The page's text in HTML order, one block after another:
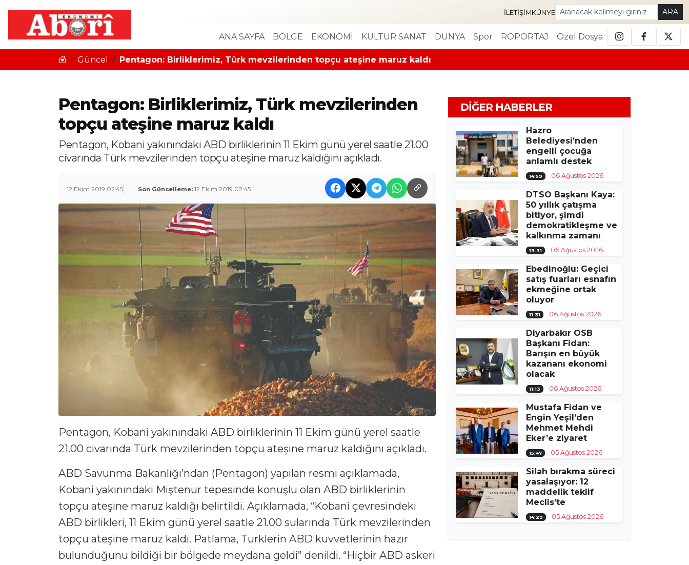
İLETIŞIMKÜNYE ARA
ANA SAYFA BÖLGE EKONOMİ KÜLTÜR SANAT DÜNYA Spor RÖPORTAJ Özel Dosya
Güncel Pentagon: Birliklerimiz, Türk mevzilerinden topçu ateşine maruz kaldı
Pentagon: Birliklerimiz, Türk mevzilerinden
topçu ateşine maruz kaldı
Pentagon, Kobani yakınındaki ABD birliklerinin 11 Ekim günü yerel saatle 21.00
civarında Türk mevzilerinden topçu ateşine maruz kaldığını açıkladı.
12 Ekim 2019 02:45 Son Güncelleme: 12 Ekim 2019 02:45
Pentagon, Kobani yakınındaki ABD birliklerinin 11 Ekim günü yerel saatle
21.00 civarında Türk mevzilerinden topçu ateşine maruz kaldığını açıkladı.
ABD Savunma Bakanlığı’ndan (Pentagon) yapılan resmi açıklamada,
Kobani yakınındaki Miştenur tepesinde konuşlu olan ABD birliklerinin
topçu ateşine maruz kaldığı belirtildi. Açıklamada, “Kobani çevresindeki
ABD birlikleri, 11 Ekim günü yerel saatle 21.00 sularında Türk mevzilerinden
topçu ateşine maruz kaldı. Patlama, Türklerin ABD kuvvetlerinin hazır
bulunduğunu bildiği bir bölgede meydana geldi” denildi. “Hiçbir ABD askeri
DIĞER HABERLER
Hazro
Belediyesi’nden
engelli çocuğa
anlamlı destek
14:59 06 Ağustos 2026
DTSO Başkanı Kaya:
50 yıllık çatışma
bitiyor, şimdi
demokratikleşme ve
kalkınma zamanı
13:31 06 Ağustos 2026
Ebedinoğlu: Geçici
satış fuarları esnafın
ekmeğine ortak
oluyor
11:31 06 Ağustos 2026
Diyarbakır OSB
Başkanı Fidan:
Barışın en büyük
kazananı ekonomi
olacak
11:13 06 Ağustos 2026
Mustafa Fidan ve
Engin Yeşil’den
Mehmet Mehdi
Eker’e ziyaret
15:47 05 Ağustos 2026
Silah bırakma süreci
yasalaşıyor: 12
maddelik teklif
Meclis’te
14:29 05 Ağustos 2026